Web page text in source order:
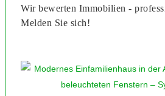
Wir bewerten Immobilien -
Melden Sie sich!